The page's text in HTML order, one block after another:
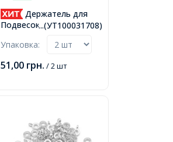
...(УТ100031708)
Держатель для
Подвесок, Кулонов
Платина, 13х8х5мм,
7x4мм, Пин 1мм,
Упаковка:
51,00 грн. / 2 шт